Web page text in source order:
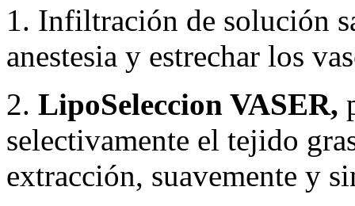
1. Infiltración de solución
anestesia y estrechar los
2. LipoSeleccion VASER,
selectivamente el tejido
extracción, suavemente y